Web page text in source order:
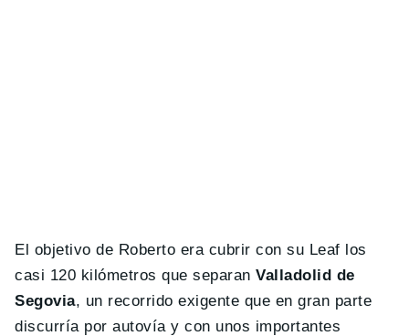
El objetivo de Roberto era cubrir con su Leaf los
casi 120 kilómetros que separanValladolid de
Segovia, un recorrido exigente que en gran parte
discurría por autovía y con unos importantes